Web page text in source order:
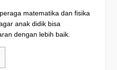
matematika dan fisika
anak didik bisa
dengan lebih baik.